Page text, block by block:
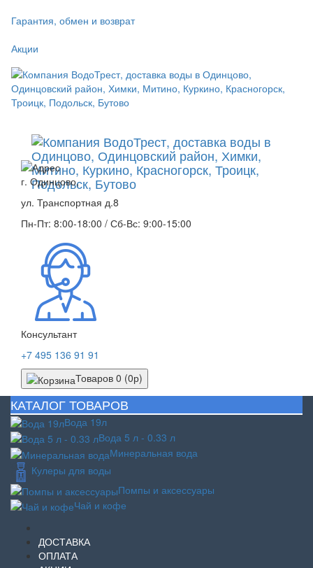
Гарантия, обмен и возврат
Акции
г. Одинцово,
ул. Транспортная д.8
Пн-Пт: 8:00-18:00 / Сб-Вс: 9:00-15:00
Консультант
+7 495 136 91 91
Товаров 0 (0р)
КАТАЛОГ ТОВАРОВ
Вода 19л
Вода 5 л - 0.33 л
Минеральная вода
Кулеры для воды
Помпы и аксессуары
Чай и кофе
ДОСТАВКА
ОПЛАТА